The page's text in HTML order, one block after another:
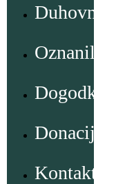
Duhovno
Oznanila
Dogodki
Donacije
Kontakt